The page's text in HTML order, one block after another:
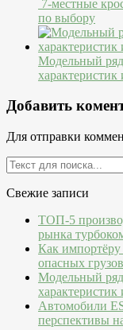
7-местные
по выбору
Модельный ряд
характеристик
Добавить
Для отправки
Свежие записи
ТОП-5
рынка
Как импортёру
опасных грузов
Модельный
характеристик
Автомобили
перспективы